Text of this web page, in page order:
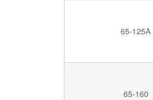
65-125A
65-160